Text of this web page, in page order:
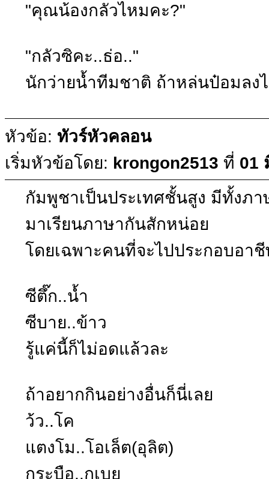
"คุณน้องกลัวไหมคะ?"
"กลัวซิคะ..ธ่อ.."
นักว่ายน้ำทีมชาติ ถ้าหล่นป๋อมลง
หัวข้อ: ทัวร์หัวคลอน
เริ่มหัวข้อโดย: krongon2513 ที่ 01
กัมพูชาเป็นประเทศชั้นสูง มีทั้งภ
มาเรียนภาษากันสักหน่อย
โดยเฉพาะคนที่จะไปประกอบอา
ซีตึ๊ก..น้ำ
ซีบาย..ข้าว
รู้แค่นี้ก็ไม่อดแล้วละ
ถ้าอยากกินอย่างอื่นก็นี่เลย
ว้ว..โค
แตงโม..โอเล็ต(อุลิต)
กระบือ..กเบย